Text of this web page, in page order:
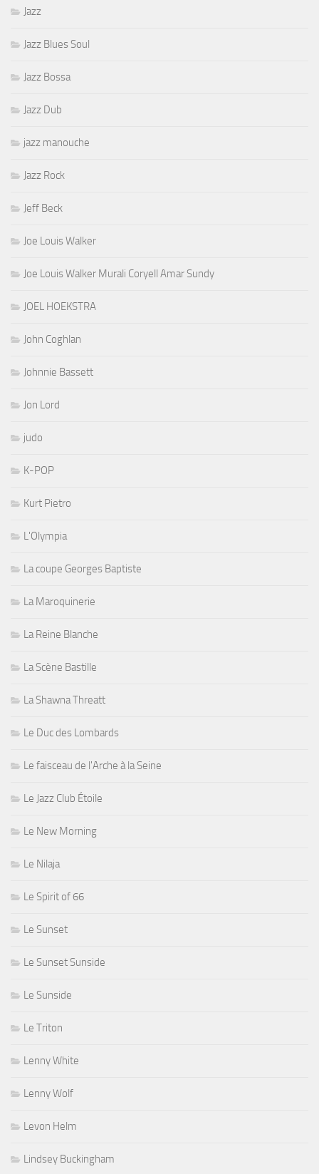
Jazz
Jazz Blues Soul
Jazz Bossa
Jazz Dub
jazz manouche
Jazz Rock
Jeff Beck
Joe Louis Walker
Joe Louis Walker Murali Coryell Amar Sundy
JOEL HOEKSTRA
John Coghlan
Johnnie Bassett
Jon Lord
judo
K-POP
Kurt Pietro
L'Olympia
La coupe Georges Baptiste
La Maroquinerie
La Reine Blanche
La Scène Bastille
La Shawna Threatt
Le Duc des Lombards
Le faisceau de l'Arche à la Seine
Le Jazz Club Étoile
Le New Morning
Le Nilaja
Le Spirit of 66
Le Sunset
Le Sunset Sunside
Le Sunside
Le Triton
Lenny White
Lenny Wolf
Levon Helm
Lindsey Buckingham